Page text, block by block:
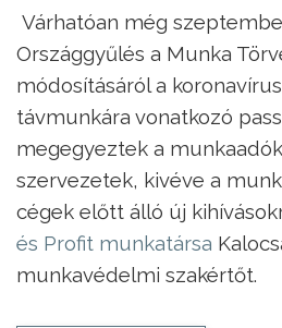
Várhatóan még
Országgyűlés a Munka
módosításáról a
távmunkára vonatkozó
megegyeztek a
szervezetek, kivéve a
cégek előtt álló új
és Profit munkatársa
munkavédelmi szakértőt.